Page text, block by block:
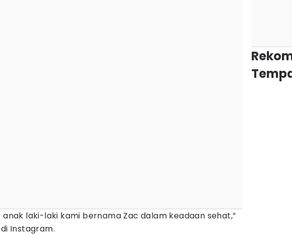
anak laki-laki kami bernama Zac dalam keadaan sehat,”
Instagram.